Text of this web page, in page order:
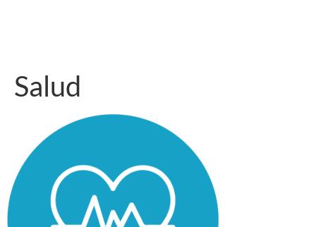
Salud